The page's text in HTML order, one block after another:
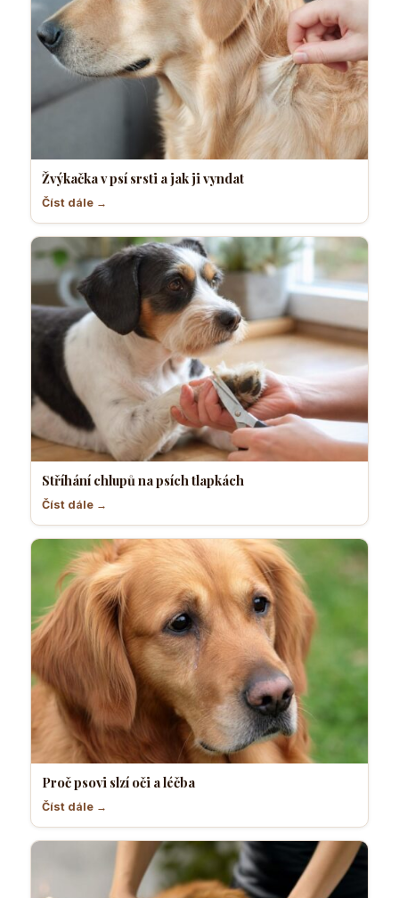
Žvýkačka v psí srsti a jak ji vyndat
Číst dále →
Stříhání chlupů na psích tlapkách
Číst dále →
Proč psovi slzí oči a léčba
Číst dále →